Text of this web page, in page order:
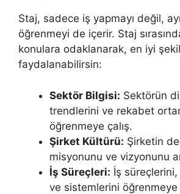
Staj, sadece iş yapmayı değil,
öğrenmeyi de içerir. Staj
konulara odaklanarak, en iyi
faydalanabilirsin:
Sektör Bilgisi: Sektörün
trendlerini ve rekabet
öğrenmeye çalış.
Şirket Kültürü: Şirketin
misyonunu ve vizyonunu
İş Süreçleri: İş
ve sistemlerini öğrenmeye